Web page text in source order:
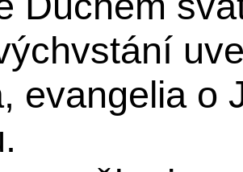
evangelia o